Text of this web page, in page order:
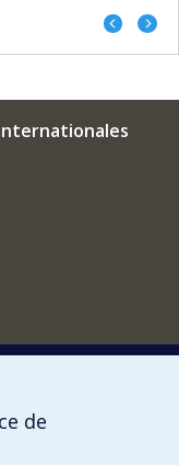
Portrait
Portrait
de